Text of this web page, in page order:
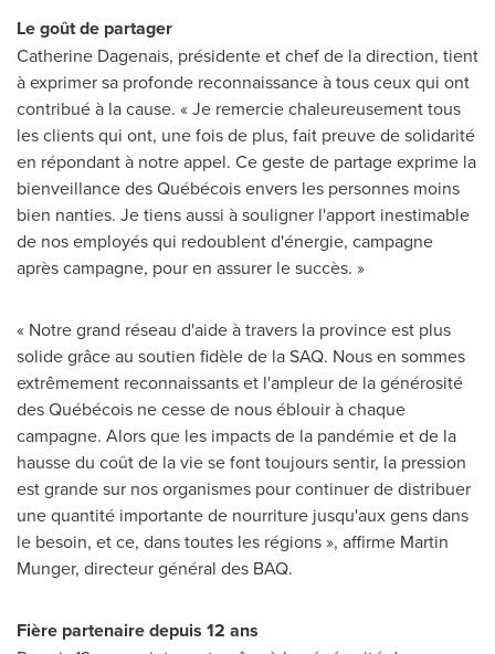
Le goût de partager
Catherine Dagenais, présidente et chef de la direction, tient
à exprimer sa profonde reconnaissance à tous ceux qui ont
contribué à la cause. « Je remercie chaleureusement tous
les clients qui ont, une fois de plus, fait preuve de solidarité
en répondant à notre appel. Ce geste de partage exprime la
bienveillance des Québécois envers les personnes moins
bien nanties. Je tiens aussi à souligner l'apport inestimable
de nos employés qui redoublent d'énergie, campagne
après campagne, pour en assurer le succès. »
« Notre grand réseau d'aide à travers la province est plus
solide grâce au soutien fidèle de la SAQ. Nous en sommes
extrêmement reconnaissants et l'ampleur de la générosité
des Québécois ne cesse de nous éblouir à chaque
campagne. Alors que les impacts de la pandémie et de la
hausse du coût de la vie se font toujours sentir, la pression
est grande sur nos organismes pour continuer de distribuer
une quantité importante de nourriture jusqu'aux gens dans
le besoin, et ce, dans toutes les régions », affirme Martin
Munger, directeur général des BAQ.
Fière partenaire depuis 12 ans